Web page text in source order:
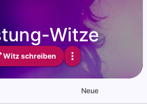
Witze
Witz schreiben
Neue